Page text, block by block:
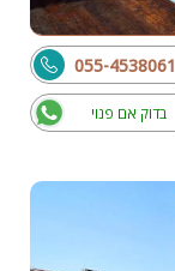
בדוק אם פנוי
055-4538061